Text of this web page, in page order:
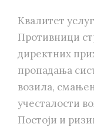
Квалитет
Противници
директних
пропадања
возила,
учесталости
Постоји и